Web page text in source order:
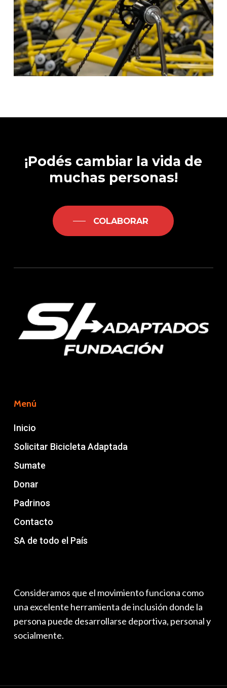
¡Podés cambiar la vida de
muchas personas!
COLABORAR
Menú
Inicio
Solicitar Bicicleta Adaptada
Sumate
Donar
Padrinos
Contacto
SA de todo el País
Consideramos que el movimiento funciona como
una excelente herramienta de inclusión donde la
persona puede desarrollarse deportiva, personal y
socialmente.